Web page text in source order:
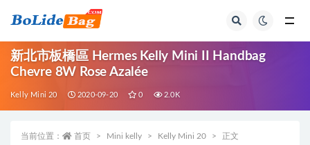
新北市板橋區 Hermes Kelly Mini II Handbag
Chevre 8W Rose Azalée
Kelly Mini 20 2020-09-20 0 2.0K
当前位置： 首页 Mini kelly Kelly Mini 20 正文